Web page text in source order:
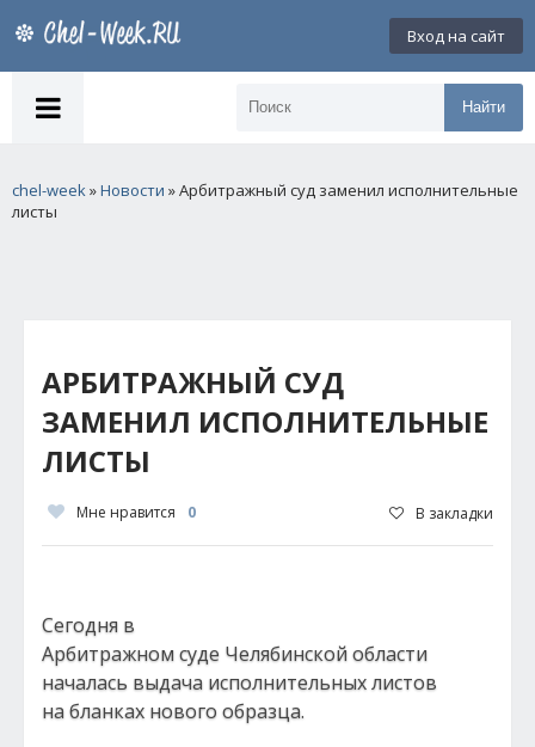
Вход на сайт
Найти
chel-week»Новости » Арбитражный суд заменил исполнительные
листы
АРБИТРАЖНЫЙ СУД
ЗАМЕНИЛ ИСПОЛНИТЕЛЬНЫЕ
ЛИСТЫ
Мне нравится 0 В закладки
Сегодня в
Арбитражном суде Челябинской области
началась выдача исполнительных листов
на бланках нового образца.